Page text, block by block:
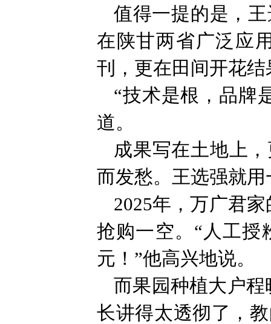
值得一提的是，
在陕甘两省广泛应
刊，更在田间开花
“技术是根，品牌
道。
成果写在土地上
而发愁。王选强就
2025年，万广君
抢购一空。“人工授
元！”他高兴地说。
而果园种植大户
长讲得太透彻了，